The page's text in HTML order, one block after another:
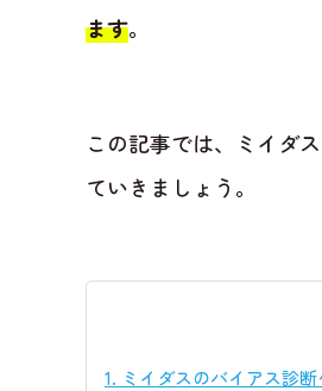
ます。
この記事では、ミイダ
ていきましょう。
1. ミイダスのバイアス診